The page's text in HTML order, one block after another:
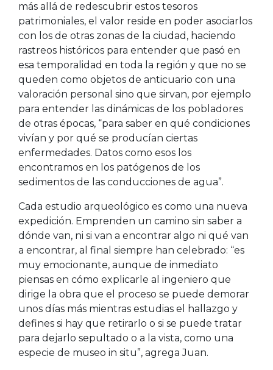
más allá de redescubrir estos tesoros
patrimoniales, el valor reside en poder asociarlos
con los de otras zonas de la ciudad, haciendo
rastreos históricos para entender que pasó en
esa temporalidad en toda la región y que no se
queden como objetos de anticuario con una
valoración personal sino que sirvan, por ejemplo
para entender las dinámicas de los pobladores
de otras épocas, “para saber en qué condiciones
vivían y por qué se producían ciertas
enfermedades. Datos como esos los
encontramos en los patógenos de los
sedimentos de las conducciones de agua”.
Cada estudio arqueológico es como una nueva
expedición. Emprenden un camino sin saber a
dónde van, ni si van a encontrar algo ni qué van
a encontrar, al final siempre han celebrado: “es
muy emocionante, aunque de inmediato
piensas en cómo explicarle al ingeniero que
dirige la obra que el proceso se puede demorar
unos días más mientras estudias el hallazgo y
defines si hay que retirarlo o si se puede tratar
para dejarlo sepultado o a la vista, como una
especie de museo in situ”, agrega Juan.